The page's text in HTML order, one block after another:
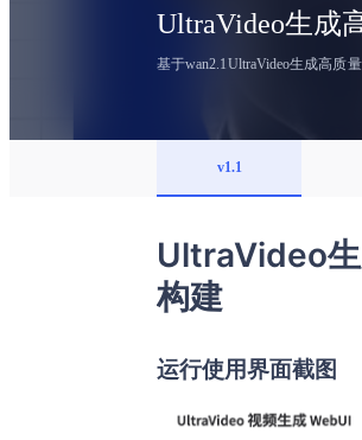
UltraVideo生成
基于wan2.1UltraVideo生成高质
v1.1
UltraVideo
构建
运行使用界面截图​